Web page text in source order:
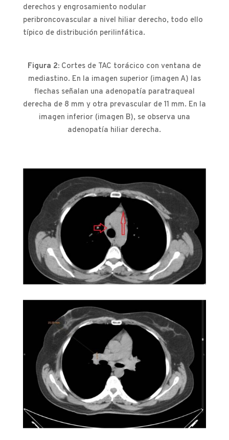
derechos y engrosamiento nodular
peribroncovascular a nivel hiliar derecho, todo ello
típico de distribución perilinfática.
Figura 2: Cortes de TAC torácico con ventana de
mediastino. En la imagen superior (imagen A) las
flechas señalan una adenopatía paratraqueal
derecha de 8 mm y otra prevascular de 11 mm. En la
imagen inferior (imagen B), se observa una
adenopatía hiliar derecha.